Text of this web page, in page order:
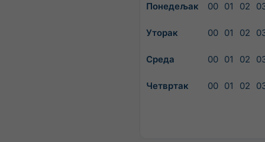
Понедељак 00 01 02
Уторак 00 01 02
Среда 00 01 02
Четвртак 00 01 02